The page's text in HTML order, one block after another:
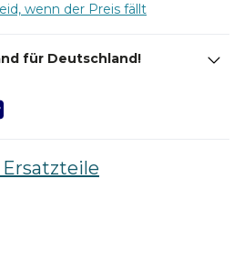
wenn der Preis fällt
für Deutschland!